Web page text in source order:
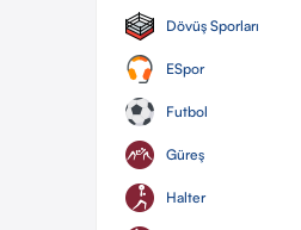
Dövüş Sporları
ESpor
Futbol
Güreş
Halter